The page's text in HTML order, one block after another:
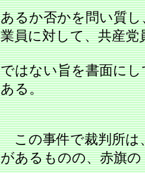
あるか否かを問い質
業員に対して、共産党
ではない旨を書面に
ある。
この事件で裁判所は
があるものの、赤旗の